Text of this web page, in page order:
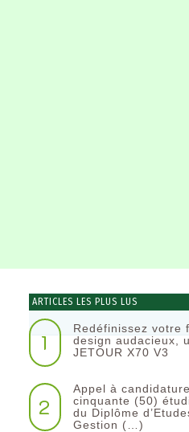
ARTICLES LES PLUS LUS
1
Redéfinissez votre
design audacieux,
JETOUR X70 V3
2
Appel à
cinquante (50)
du Diplôme
Gestion (…)